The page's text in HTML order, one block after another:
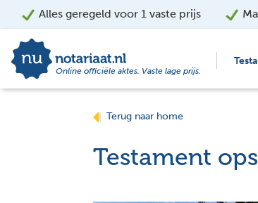
Alles geregeld voor 1 vaste prijs
Online officiële aktes. Vaste lage prijs.
Terug naar home
Testament